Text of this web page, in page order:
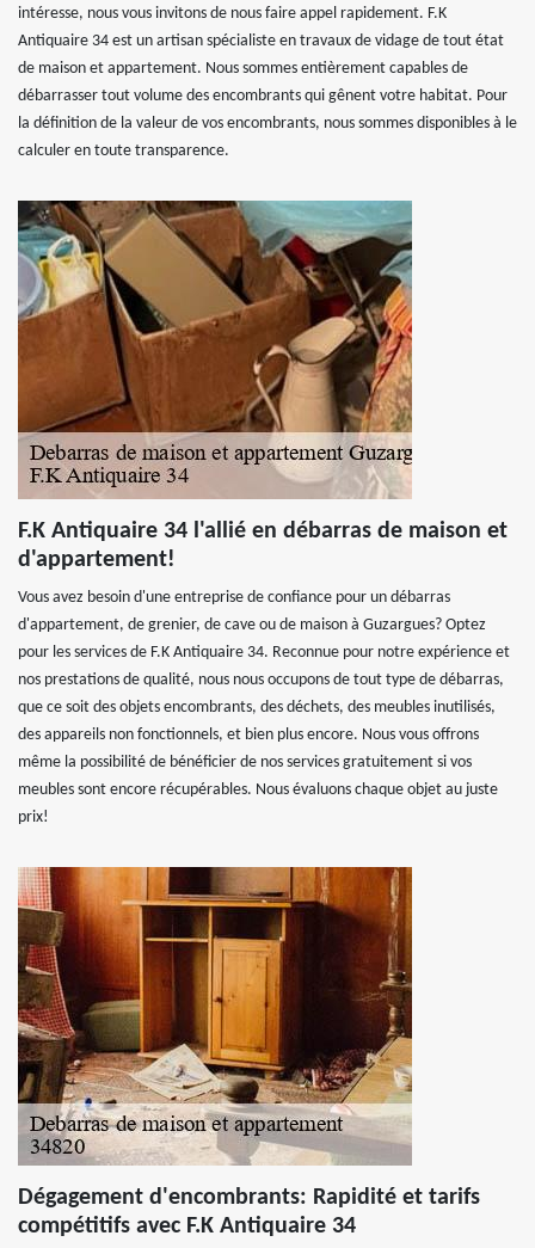
intéresse, nous vous invitons de nous faire appel rapidement. F.K
Antiquaire 34 est un artisan spécialiste en travaux de vidage de tout état
de maison et appartement. Nous sommes entièrement capables de
débarrasser tout volume des encombrants qui gênent votre habitat. Pour
la définition de la valeur de vos encombrants, nous sommes disponibles à le
calculer en toute transparence.
F.K Antiquaire 34 l'allié en débarras de maison et
d'appartement!
Vous avez besoin d'une entreprise de confiance pour un débarras
d'appartement, de grenier, de cave ou de maison à Guzargues? Optez
pour les services de F.K Antiquaire 34. Reconnue pour notre expérience et
nos prestations de qualité, nous nous occupons de tout type de débarras,
que ce soit des objets encombrants, des déchets, des meubles inutilisés,
des appareils non fonctionnels, et bien plus encore. Nous vous offrons
même la possibilité de bénéficier de nos services gratuitement si vos
meubles sont encore récupérables. Nous évaluons chaque objet au juste
prix!
Dégagement d'encombrants: Rapidité et tarifs
compétitifs avec F.K Antiquaire 34